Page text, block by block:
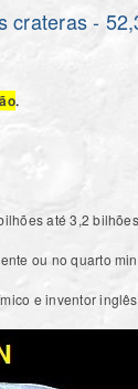
crateras -
.
até 3,2
ou no quarto
e inventor